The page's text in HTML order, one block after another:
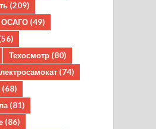
(209)
ОСАГО (49)
Техосмотр (80)
(74)
(68)
(81)
(86)